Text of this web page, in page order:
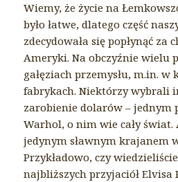
Wiemy, że życie na
było łatwe, dlatego część
zdecydowała się popłynąć za
Ameryki. Na obczyźnie wielu
gałęziach przemysłu, m.in.
fabrykach. Niektórzy wybrali
zarobienie dolarów – jednym
Warhol, o nim wie cały świat.
jedynym sławnym krajanem
Przykładowo, czy
najbliższych przyjaciół